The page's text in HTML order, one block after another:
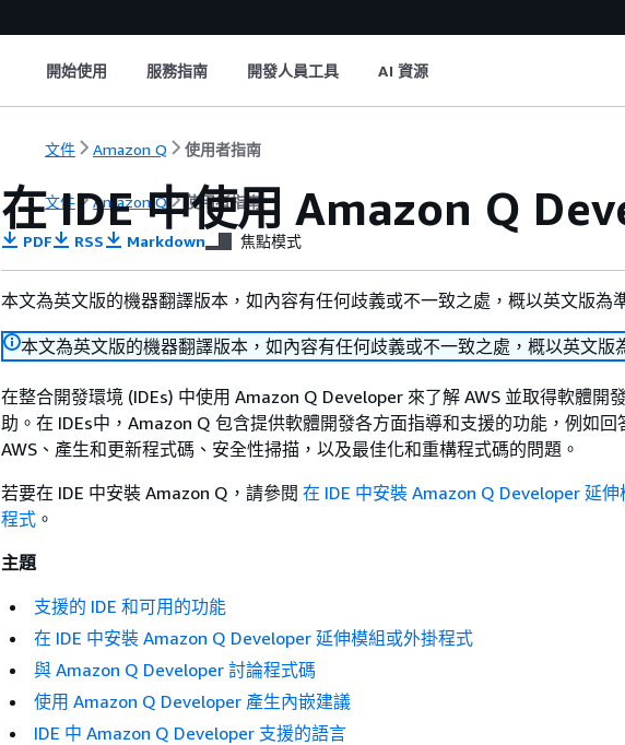
開始使用 服務指南 開發人員工具 AI 資源
文件 Amazon Q 使用者指南
文件 Amazon Q 使用者指南
在 IDE 中使用 Amazon Q
PDF RSS Markdown 焦點模式
本文為英文版的機器翻譯版本，如內容有任何歧義或不一致之處，概以英文版為
本文為英文版的機器翻譯版本，如內容有任何歧義或不一致之處，概以英文版
在整合開發環境 (IDEs) 中使用 Amazon Q Developer 來了解 AWS 並取得軟體開
助。在 IDEs中，Amazon Q 包含提供軟體開發各方面指導和支援的功能，例如回
AWS、產生和更新程式碼、安全性掃描，以及最佳化和重構程式碼的問題。
若要在 IDE 中安裝 Amazon Q，請參閱 在 IDE 中安裝 Amazon Q Developer 延
程式 。
主題
支援的 IDE 和可用的功能
在 IDE 中安裝 Amazon Q Developer 延伸模組或外掛程式
與 Amazon Q Developer 討論程式碼
使用 Amazon Q Developer 產生內嵌建議
IDE 中 Amazon Q Developer 支援的語言